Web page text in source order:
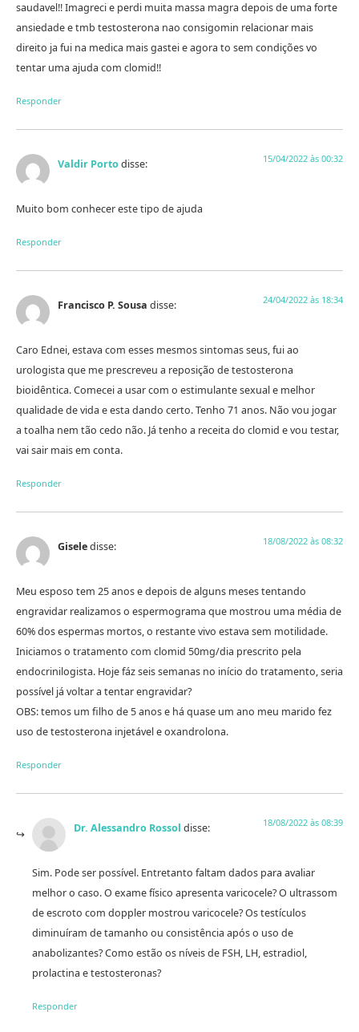
saudavel!! Imagreci e perdi muita massa magra depois de uma forte
ansiedade e tmb testosterona nao consigomin relacionar mais
direito ja fui na medica mais gastei e agora to sem condições vo
tentar uma ajuda com clomid!!
Responder
Valdir Portodisse: 15/04/2022 às 00:32
Muito bom conhecer este tipo de ajuda
Responder
Francisco P. Sousa disse: 24/04/2022 às 18:34
Caro Ednei, estava com esses mesmos sintomas seus, fui ao
urologista que me prescreveu a reposição de testosterona
bioidêntica. Comecei a usar com o estimulante sexual e melhor
qualidade de vida e esta dando certo. Tenho 71 anos. Não vou jogar
a toalha nem tão cedo não. Já tenho a receita do clomid e vou testar,
vai sair mais em conta.
Responder
Giseledisse: 18/08/2022 às 08:32
Meu esposo tem 25 anos e depois de alguns meses tentando
engravidar realizamos o espermograma que mostrou uma média de
60% dos espermas mortos, o restante vivo estava sem motilidade.
Iniciamos o tratamento com clomid 50mg/dia prescrito pela
endocrinilogista. Hoje fáz seis semanas no início do tratamento, seria
possível já voltar a tentar engravidar?
OBS: temos um filho de 5 anos e há quase um ano meu marido fez
uso de testosterona injetável e oxandrolona.
Responder
Dr. Alessandro Rossol disse: 18/08/2022 às 08:39
Sim. Pode ser possível. Entretanto faltam dados para avaliar
melhor o caso. O exame físico apresenta varicocele? O ultrassom
de escroto com doppler mostrou varicocele? Os testículos
diminuíram de tamanho ou consistência após o uso de
anabolizantes? Como estão os níveis de FSH, LH, estradiol,
prolactina e testosteronas?
Responder